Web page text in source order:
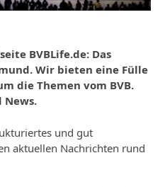
BVBLife.de: Das
Wir bieten eine Fülle
die Themen vom BVB.
und gut
aktuellen Nachrichten rund